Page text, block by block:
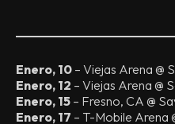
Enero, 10 – Viejas Arena @
Enero, 12 – Viejas Arena @
Enero, 15 – Fresno, CA @
Enero, 17 – T-Mobile Arena